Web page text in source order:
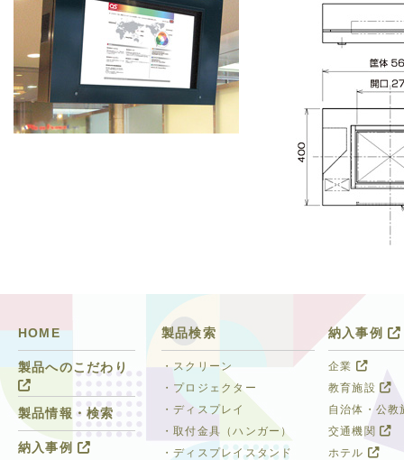
HOME
製品へのこだわり
製品情報・検索
納入事例
納入事例
企業
教育施設
自治体・公教
交通機関
ホテル
製品検索
・スクリーン
・プロジェクター
・ディスプレイ
・取付金具（ハンガー）
・ディスプレイスタンド